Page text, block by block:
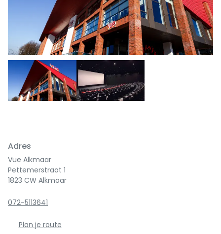
Adres
Vue Alkmaar
Pettemerstraat 1
1823 CW Alkmaar
072-5113641
Plan je route